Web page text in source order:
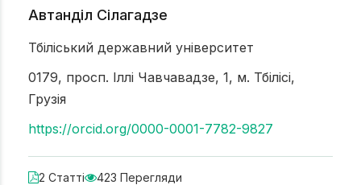
Автанділ Сілагадзе
Тбіліський державний університет
0179, просп. Іллі Чавчавадзе, 1, м. Тбілісі,
Грузія
https://orcid.org/0000-0001-7782-9827
2 Статті 423 Перегляди